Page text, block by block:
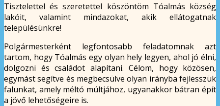
Tisztelettel és szeretettel köszöntöm Tóalmás község
lakóit, valamint mindazokat, akik ellátogatnak
településünkre!
Polgármesterként legfontosabb feladatomnak azt
tartom, hogy Tóalmás egy olyan hely legyen, ahol jó élni,
dolgozni és családot alapítani. Célom, hogy közösen,
egymást segítve és megbecsülve olyan irányba fejlesszük
falunkat, amely méltó múltjához, ugyanakkor bátran épít
a jövő lehetőségeire is.